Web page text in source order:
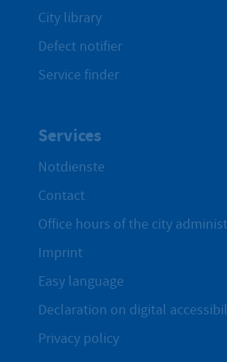
City library
Defect notifier
Service finder
Services
Notdienste
Contact
Office hours of the city
Imprint
Easy language
Declaration on digital
Privacy policy